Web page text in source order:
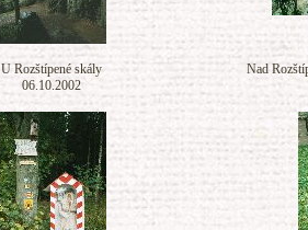
U Rozštípené skály
06.10.2002
Nad